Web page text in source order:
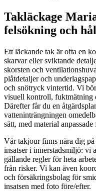
Takläckage
felsökning och
Ett läckande tak är ofta en
skarvar eller sviktande
skorsten och
plåtdetaljer och
och snötryck vintertid. Vi
visuell kontroll, fuktmätning
Därefter får du en
vatteninträngningen
sätt, med material
Vår takjour finns nära dig
insatser i innerstadsmiljö: vi
gällande regler för heta
från risker. Vi kan även
och försäkringsbolag för
insatsen med foto före/efter.